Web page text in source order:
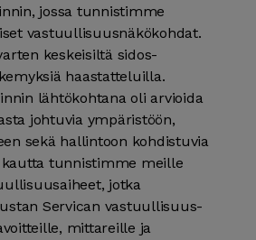
jossa tunnistimme
vastuullisuus­näkö­kohdat.
keskeisiltä sidos­
haastatteluilla.
lähtö­kohtana oli arvioida
johtuvia ympäristöön,
sekä hallintoon kohdistuvia
tunnistimme meille
jotka
Servican vastuullisuus­
mittareille ja